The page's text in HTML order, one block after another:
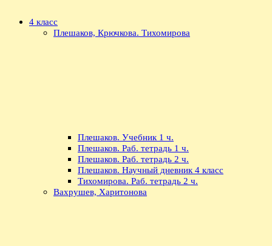
4 класс
Плешаков, Крючкова. Тихомирова
Плешаков. Учебник 1 ч.
Плешаков. Раб. тетрадь 1 ч.
Плешаков. Раб. тетрадь 2 ч.
Плешаков. Научный дневник 4 класс
Тихомирова. Раб. тетрадь 2 ч.
Вахрушев, Харитонова